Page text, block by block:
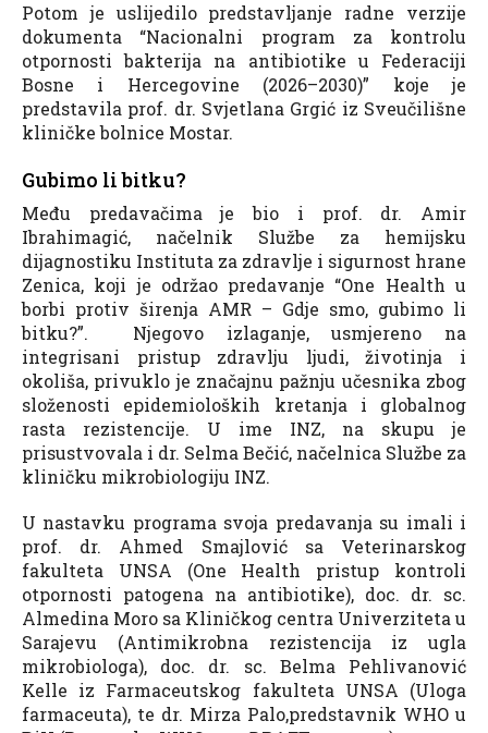
Potom je uslijedilo predstavljanje radne verzije
dokumenta “Nacionalni program za kontrolu
otpornosti bakterija na antibiotike u Federaciji
Bosne i Hercegovine (2026–2030)” koje je
predstavila prof. dr. Svjetlana Grgić iz Sveučilišne
kliničke bolnice Mostar.
Gubimo li bitku?
Među predavačima je bio i prof. dr. Amir
Ibrahimagić, načelnik Službe za hemijsku
dijagnostiku Instituta za zdravlje i sigurnost hrane
Zenica, koji je održao predavanje “One Health u
borbi protiv širenja AMR – Gdje smo, gubimo li
bitku?”. Njegovo izlaganje, usmjereno na
integrisani pristup zdravlju ljudi, životinja i
okoliša, privuklo je značajnu pažnju učesnika zbog
složenosti epidemioloških kretanja i globalnog
rasta rezistencije. U ime INZ, na skupu je
prisustvovala i dr. Selma Bečić, načelnica Službe za
kliničku mikrobiologiju INZ.
U nastavku programa svoja predavanja su imali i
prof. dr. Ahmed Smajlović sa Veterinarskog
fakulteta UNSA (One Health pristup kontroli
otpornosti patogena na antibiotike), doc. dr. sc.
Almedina Moro sa Kliničkog centra Univerziteta u
Sarajevu (Antimikrobna rezistencija iz ugla
mikrobiologa), doc. dr. sc. Belma Pehlivanović
Kelle iz Farmaceutskog fakulteta UNSA (Uloga
farmaceuta), te dr. Mirza Palo,predstavnik WHO u